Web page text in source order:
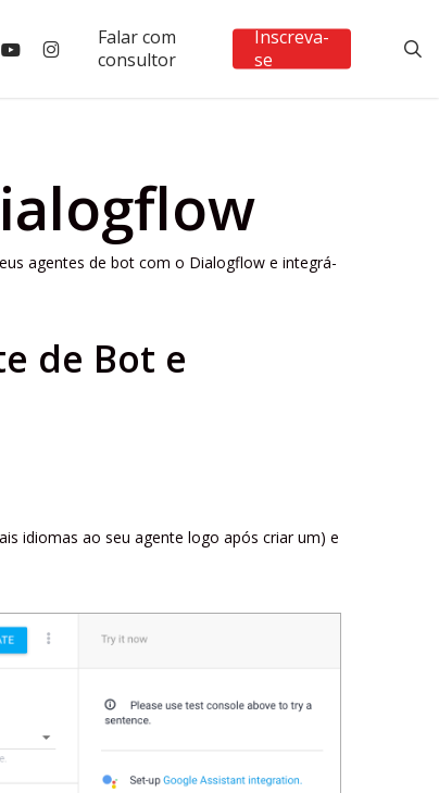
Falar com
consultor
Inscreva-
se
youtubeinstagram
agentes de bot com o Dialogflow e integrá-
de Bot e
idiomas ao seu agente logo após criar um) e